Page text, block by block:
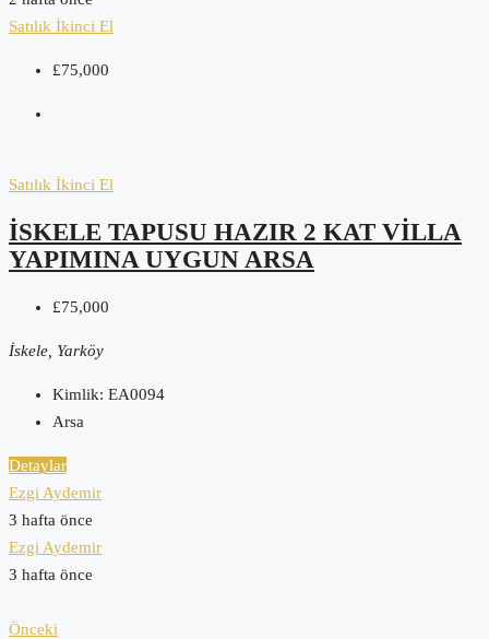
Satılık İkinci El
£75,000
Satılık İkinci El
İSKELE TAPUSU HAZIR 2 KAT VILLA
YAPIMINA UYGUN ARSA
£75,000
İskele, Yarköy
Kimlik: EA0094
Arsa
Detaylar
Ezgi Aydemir
3 hafta önce
Ezgi Aydemir
3 hafta önce
Önceki